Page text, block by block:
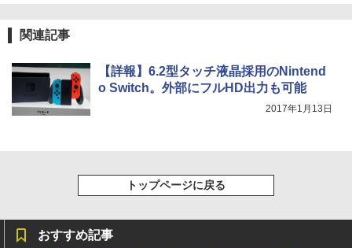
関連記事
【詳報】6.2型タッチ液晶採用のNintend
o Switch。外部にフルHD出力も可能
2017年1月13日
トップページに戻る
おすすめ記事